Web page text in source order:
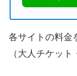
各サイトの料金
（大人チケット